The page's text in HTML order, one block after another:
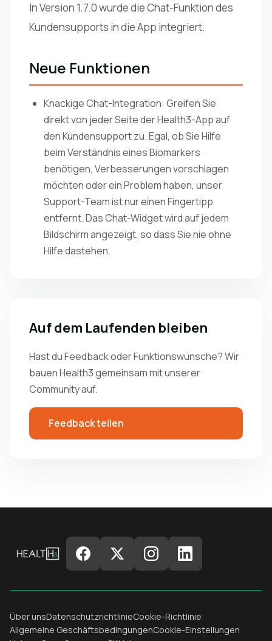
In Version 1.7.0 wurde die Chat-Funktion des
Kundensupports in die App integriert.
Neue Funktionen
Knackige Chat-Integration: Greifen Sie
direkt von jeder Seite der Health3-App auf
den Kundensupport zu. Egal, ob Sie Hilfe
beim Verständnis eines Biomarkers
benötigen, Verbesserungen vorschlagen
möchten oder ein Problem haben, unser
Support-Team ist nur einen Fingertipp
entfernt. Das Chat-Widget wird auf jedem
Bildschirm angezeigt, so dass Sie nie ohne
Hilfe dastehen.
Auf dem Laufenden bleiben
Hast du Feedback oder Funktionswünsche? Wir
bauen Health3 gemeinsam mit unserer
Community auf.
Feedback teilen
Über unsDatenschutzrichtlinieCookie-Richtlinie
Allgemeine GeschäftsbedingungenCookie-Einstellungen